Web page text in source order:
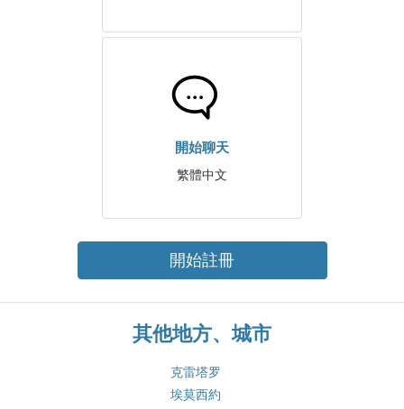
開始聊天
繁體中文
開始註冊
其他地方、城市
克雷塔罗
埃莫西約